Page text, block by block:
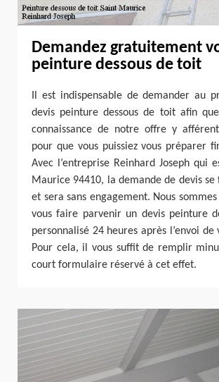
Demandez gratuitement
peinture dessous de toit
Il est indispensable de demander au
devis peinture dessous de toit afin
connaissance de notre offre y
pour que vous puissiez vous préparer
Avec l’entreprise Reinhard Joseph qui
Maurice 94410, la demande de devis se
et sera sans engagement. Nous
vous faire parvenir un devis peinture
personnalisé 24 heures après l’envoi
Pour cela, il vous suffit de remplir
court formulaire réservé à cet effet.